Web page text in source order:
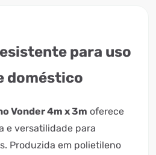
para uso
doméstico
Vonder 4m x 3m oferece
e versatilidade para
Produzida em polietileno